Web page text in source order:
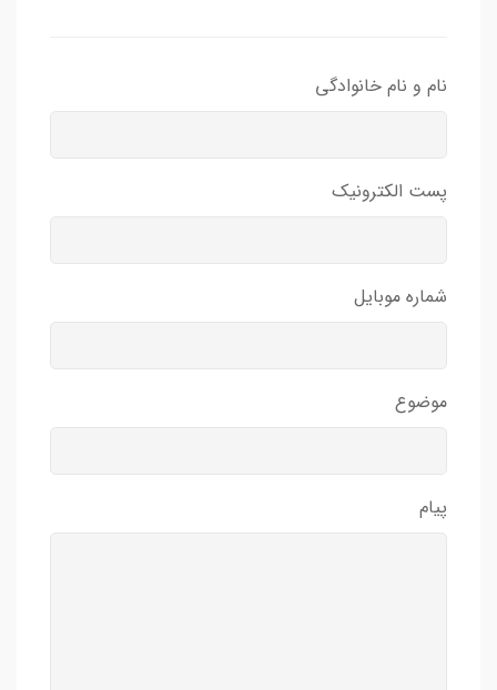
نام و نام خانوادگی
پست الکترونیک
شماره موبایل
موضوع
پیام